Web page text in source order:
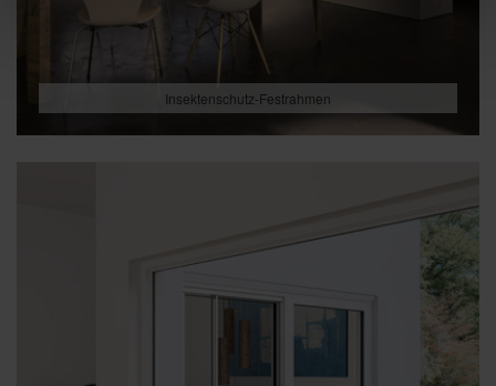
Insektenschutz-Festrahmen